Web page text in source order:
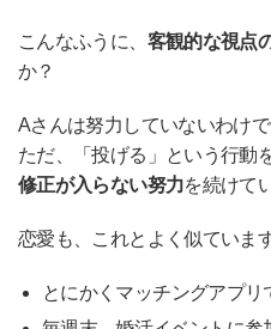
こんなふうに、 客観的な視点
か？
Aさんは努力していないわけで
ただ、「投げる」という行動
修正が入らない努力を続けて
恋愛も、これとよく似ています
とにかくマッチングアプリ